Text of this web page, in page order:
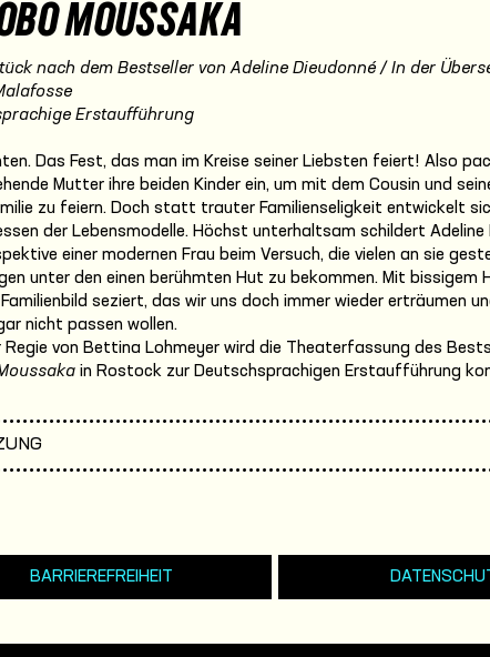
MOUSSAKA
nach dem Bestseller von Adeline Dieudonné / In der
Erstaufführung
Das Fest, das man im Kreise seiner Liebsten feiert! Also
Mutter ihre beiden Kinder ein, um mit dem Cousin und
zu feiern. Doch statt trauter Familienseligkeit entwickelt
der Lebensmodelle. Höchst unterhaltsam schildert Adeline
einer modernen Frau beim Versuch, die vielen an sie
unter den einen berühmten Hut zu bekommen. Mit bissigem
seziert, das wir uns doch immer wieder erträumen
nicht passen wollen.
Regie von Bettina Lohmeyer wird die Theaterfassung des
in Rostock zur Deutschsprachigen Erstaufführung
BARRIEREFREIHEIT